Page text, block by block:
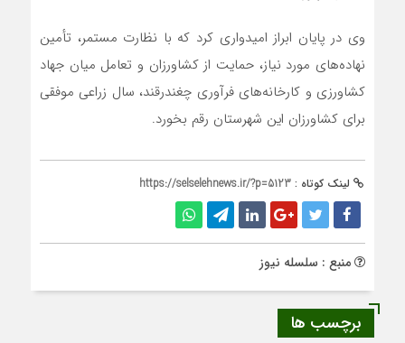
وی در پایان ابراز امیدواری کرد که با نظارت مستمر، تأمین
نهاده‌های مورد نیاز، حمایت از کشاورزان و تعامل میان جهاد
کشاورزی و کارخانه‌های فرآوری چغندرقند، سال زراعی موفقی
برای کشاورزان این شهرستان رقم بخورد.
لینک کوتاه : https://selselehnews.ir/?p=5123
منبع : سلسله نیوز
برچسب ها